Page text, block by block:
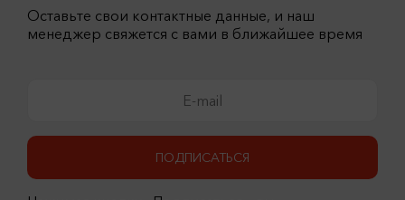
Оставьте свои контактные данные, и наш
менеджер свяжется с вами в ближайшее время
ПОДПИСАТЬСЯ